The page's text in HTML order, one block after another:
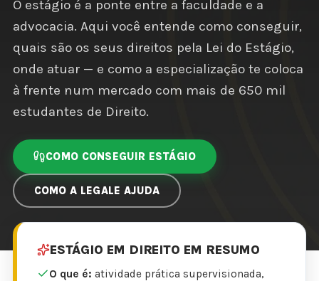
O estágio é a ponte entre a faculdade e a
advocacia. Aqui você entende como conseguir,
quais são os seus direitos pela Lei do Estágio,
onde atuar — e como a especialização te coloca
à frente num mercado com mais de 650 mil
estudantes de Direito.
COMO CONSEGUIR ESTÁGIO
COMO A LEGALE AJUDA
ESTÁGIO EM DIREITO EM RESUMO
O que é: atividade prática supervisionada,